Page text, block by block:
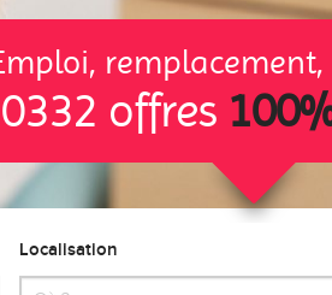
offres
Localisation